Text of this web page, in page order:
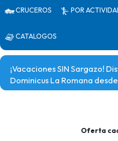
CRUCEROS POR
CATALOGOS
¡Vacaciones SIN Sargazo!
Dominicus La Romana
Oferta